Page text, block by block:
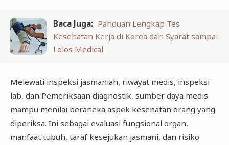
Baca Juga: Panduan Lengkap Tes
Kesehatan Kerja di Korea dari Syarat sampai
Lolos Medical
Melewati inspeksi jasmaniah, riwayat medis, inspeksi
lab, dan Pemeriksaan diagnostik, sumber daya medis
mampu menilai beraneka aspek kesehatan orang yang
diperiksa. Ini sebagai evaluasi fungsional organ,
manfaat tubuh, taraf kesejukan jasmani, dan risiko